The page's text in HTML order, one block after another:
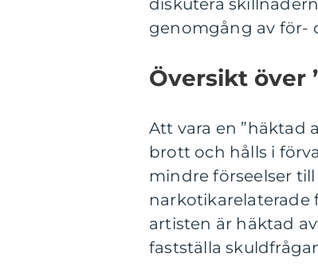
genomgång av för-
Översikt över
Att vara en ”häktad
brott och hålls i
mindre förseelser
narkotikarelaterade
artisten är häktad
fastställa